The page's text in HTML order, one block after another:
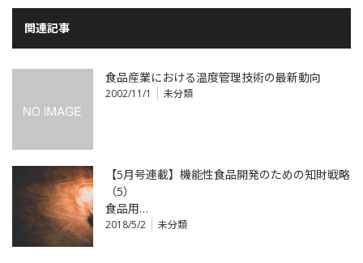
関連記事
食品産業における温度管理技術の最新動向
2002/11/1 未分類
【5月号連載】機能性食品開発のための知財戦略
（5）
食品用…
2018/5/2 未分類